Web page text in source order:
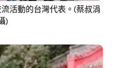
活動的台灣代表。(蔡叔涓
)